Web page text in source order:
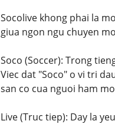
Socolive khong phai la
giua ngon ngu chuyen
Soco (Soccer): Trong
Viec dat "Soco" o vi tri
san co cua nguoi ham
Live (Truc tiep): Day la